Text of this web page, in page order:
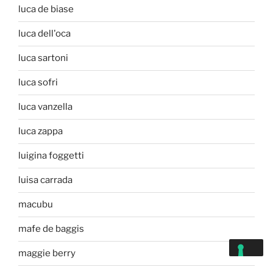
luca de biase
luca dell'oca
luca sartoni
luca sofri
luca vanzella
luca zappa
luigina foggetti
luisa carrada
macubu
mafe de baggis
maggie berry